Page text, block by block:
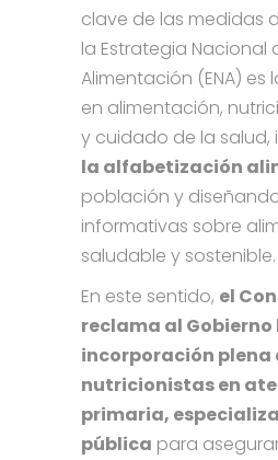
clave de las medidas
la Estrategia Nacional
Alimentación (ENA)
en alimentación,
y cuidado de la
la alfabetización
población y
informativas sobre
saludable y sostenible.
En este sentido, el
reclama al Gobierno
incorporación
nutricionistas en
primaria,
pública para